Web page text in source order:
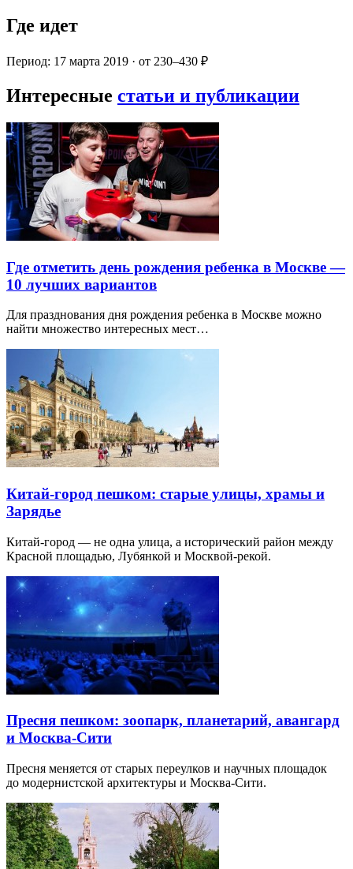
Где идет
Период: 17 марта 2019 · от 230–430 ₽
Интересные статьи и публикации
Где отметить день рождения ребенка в Москве —
10 лучших вариантов
Для празднования дня рождения ребенка в Москве можно
найти множество интересных мест…
Китай-город пешком: старые улицы, храмы и
Зарядье
Китай-город — не одна улица, а исторический район между
Красной площадью, Лубянкой и Москвой-рекой.
Пресня пешком: зоопарк, планетарий, авангард
и Москва-Сити
Пресня меняется от старых переулков и научных площадок
до модернистской архитектуры и Москва-Сити.